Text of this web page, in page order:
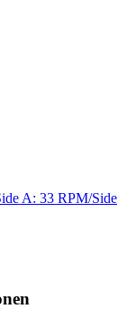
A: 33 RPM/Side